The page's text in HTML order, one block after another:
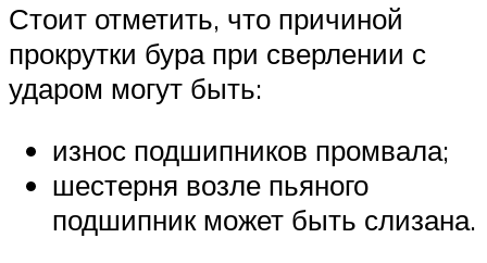
Стоит отметить, что причиной
прокрутки бура при сверлении с
ударом могут быть:
износ подшипников промвала;
шестерня возле пьяного
подшипник может быть слизана.